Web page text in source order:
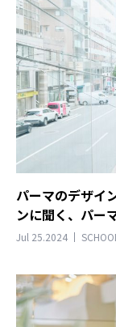
パーマのデザイ
ンに聞く、パー
Jul 25.2024 SCHOOL